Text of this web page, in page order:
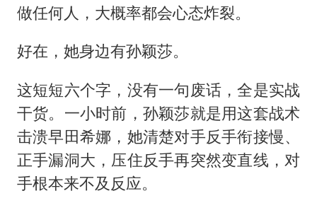
做任何人，大概率都会心态炸裂。
好在，她身边有孙颖莎。
这短短六个字，没有一句废话，全是实战
干货。一小时前，孙颖莎就是用这套战术
击溃早田希娜，她清楚对手反手衔接慢、
正手漏洞大，压住反手再突然变直线，对
手根本来不及反应。